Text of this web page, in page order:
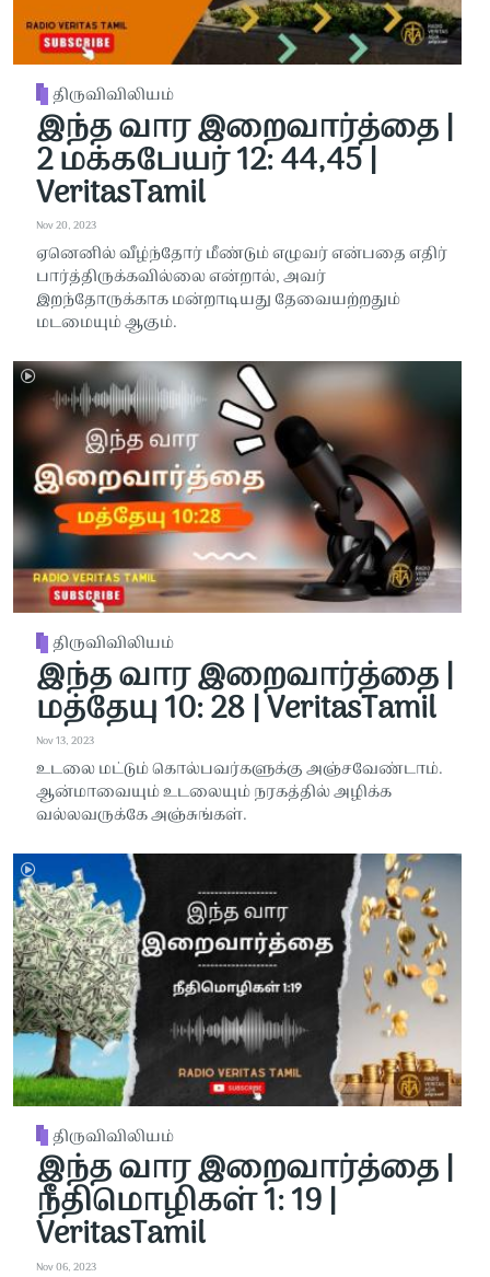
திருவிவிலியம்
இந்த வார இறைவார்த்தை |
2 மக்கபேயர் 12: 44,45 |
VeritasTamil
Nov 20, 2023
ஏனெனில் வீழ்ந்தோர் மீண்டும் எழுவர் என்பதை எதிர்
பார்த்திருக்கவில்லை என்றால், அவர்
இறந்தோருக்காக மன்றாடியது தேவையற்றதும்
மடமையும் ஆகும்.
திருவிவிலியம்
இந்த வார இறைவார்த்தை |
மத்தேயு 10: 28 | VeritasTamil
Nov 13, 2023
உடலை மட்டும் கொல்பவர்களுக்கு அஞ்சவேண்டாம்.
ஆன்மாவையும் உடலையும் நரகத்தில் அழிக்க
வல்லவருக்கே அஞ்சுங்கள்.
திருவிவிலியம்
இந்த வார இறைவார்த்தை |
நீதிமொழிகள் 1: 19 |
VeritasTamil
Nov 06, 2023